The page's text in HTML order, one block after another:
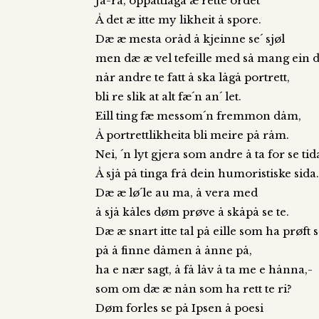
Å det æ itte my likheit å spore.
Dæ æ mesta oråd å kjeinne se´ sjøl
men dæ æ vel tefeille med så mang ein
når andre te fatt å ska lågå portrett,
bli re slik at alt fæ´n an´ let.
Eill ting fæ messom´n fremmon dåm,
Å portrettlikheita bli meire på råm.
Nei, ´n lyt gjera som andre å ta for se
Å sjå på tinga frå dein humoristiske sida.
Dæ æ lø´le au ma, å vera med
å sjå kåles døm prøve å skåpå se te.
Dæ æ snart itte tal på eille som ha prøft
på å finne dåmen å ånne på,
ha e nær sagt, å få låv å ta me e hånna,-
som om dæ æ nån som ha rett te ri?
Døm forles se på Ipsen å poesi